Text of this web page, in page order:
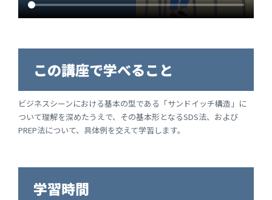
この講座で学べること
ビジネスシーンにおける基本の型である「サンドイッチ構造」に
ついて理解を深めたうえで、その基本形となるSDS法、および
PREP法について、具体例を交えて学習します。
学習時間